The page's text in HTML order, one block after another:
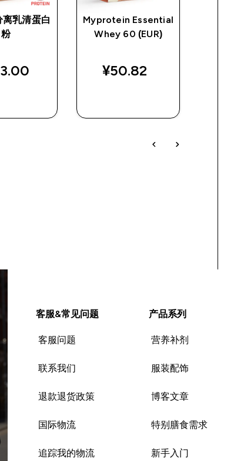
乳清蛋白
粉
Myprotein Essential
Whey 60 (EUR)
¥50.82‎
客服&常见问题
客服问题
联系我们
退款退货政策
国际物流
追踪我的物流
产品系列
营养补剂
服装配饰
博客文章
特别膳食需求
新手入门